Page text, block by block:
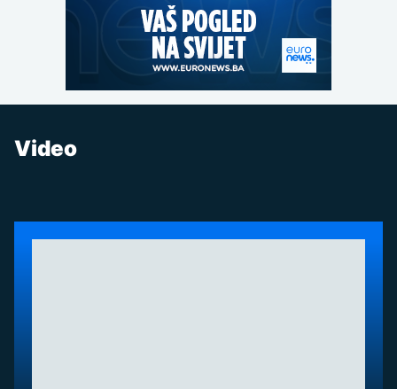
Video